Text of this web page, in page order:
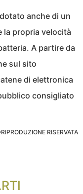
anche di un
la propria velocità
A partire da
sul sito
di elettronica
consigliato
RISERVATA